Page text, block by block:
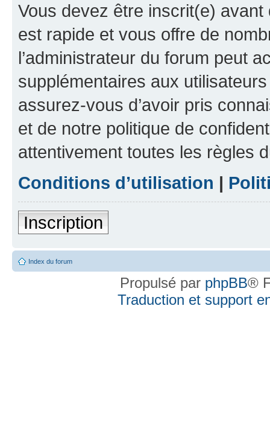
Vous devez être inscrit(e) avant
est rapide et vous offre de
l’administrateur du forum peut
supplémentaires aux
assurez-vous d’avoir pris
et de notre politique de
attentivement toutes les règles
Conditions d’utilisation |
Inscription
Index du forum
Propulsé par phpBB®
Traduction et support